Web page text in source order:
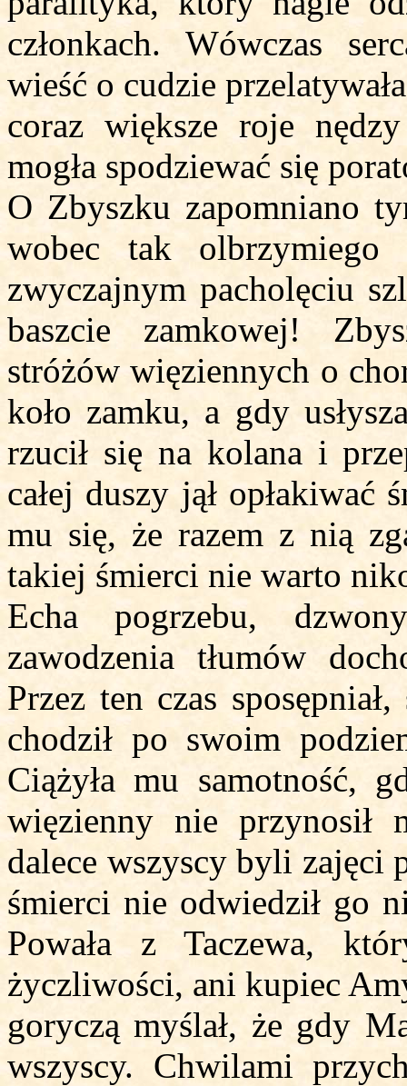
członkach. Wówczas
wieść o cudzie
coraz większe roje
mogła spodziewać się
O Zbyszku zapomniano
wobec tak olbrzymiego
zwyczajnym pacholęciu
baszcie zamkowej!
stróżów więziennych o
koło zamku, a gdy
rzucił się na kolana i
całej duszy jął opłakiwać
mu się, że razem z nią
takiej śmierci nie warto
Echa pogrzebu,
zawodzenia tłumów
Przez ten czas
chodził po swoim
Ciążyła mu samotność,
więzienny nie przynosił
dalece wszyscy byli zajęci
śmierci nie odwiedził go
Powała z Taczewa,
życzliwości, ani kupiec
goryczą myślał, że gdy
wszyscy. Chwilami